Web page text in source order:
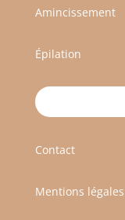
Amincissement
Épilation
Contact
Mentions légales